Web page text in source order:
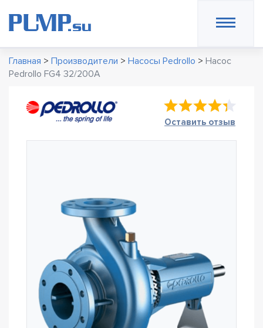
Главная > Производители > Насосы Pedrollo > Насос
Pedrollo FG4 32/200A
Оставить отзыв